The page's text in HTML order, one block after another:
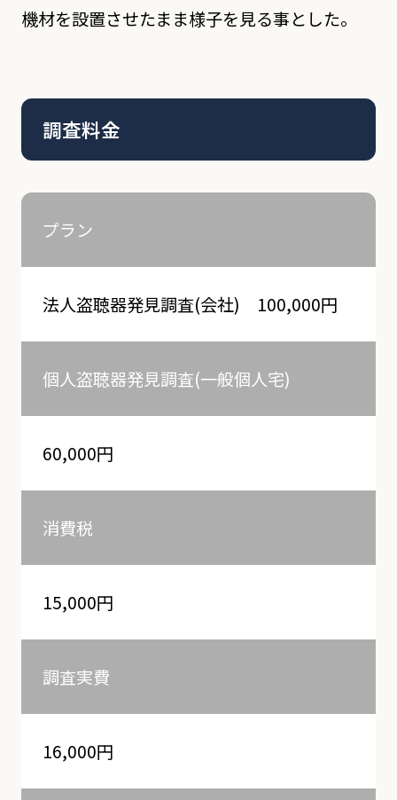
機材を設置させたまま様子を見る事とした。
調査料金
プラン
法人盗聴器発見調査(会社) 100,000円
個人盗聴器発見調査(一般個人宅)
60,000円
消費税
15,000円
調査実費
16,000円